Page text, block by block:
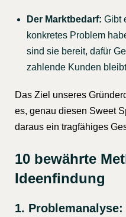
Der Marktbedarf: Gibt
konkretes Problem
sind sie bereit, dafür
zahlende Kunden
Das Ziel unseres
es, genau diesen Sweet
daraus ein tragfähiges
10 bewährte
Ideenfindung
1.